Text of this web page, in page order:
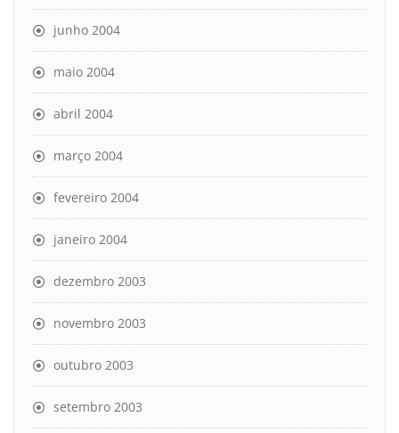
junho 2004
maio 2004
abril 2004
março 2004
fevereiro 2004
janeiro 2004
dezembro 2003
novembro 2003
outubro 2003
setembro 2003